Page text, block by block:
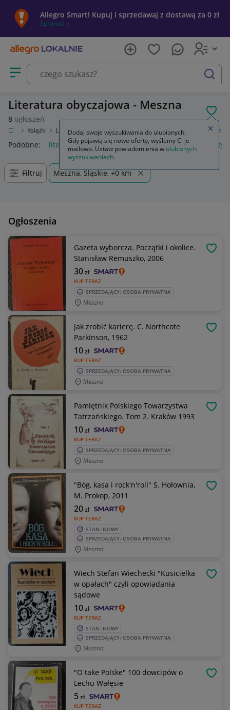
Allegro Smart! Kupuj i sprzedawaj z dostawą za 0 zł
Sprawdź »
Otwórz menu z kategoriami
szukaj
Literatura obyczajowa - Meszna
8 ogłoszeń
Książki Literatura obyczajowa, erotyczna Literatura obyczajowa
Podobne: literatura obyczajowa literatura obyczajowa
Filtruj Meszna, Śląskie, +0 km
Ogłoszenia
Gazeta wyborcza. Początki i okolice.
Stanisław Remuszko, 2006
KUP TERAZ
30zł
SPRZEDAJĄCY: OSOBA PRYWATNA
Meszna
Jak zrobić karierę. C. Northcote
Parkinson, 1962
KUP TERAZ
10zł
SPRZEDAJĄCY: OSOBA PRYWATNA
Meszna
Pamiętnik Polskiego Towarzystwa
Tatrzańskiego. Tom 2. Kraków 1993
KUP TERAZ
10zł
SPRZEDAJĄCY: OSOBA PRYWATNA
Meszna
"Bóg, kasa i rock'n'roll" S. Hołownia,
M. Prokop, 2011
KUP TERAZ
20zł
STAN: NOWY
SPRZEDAJĄCY: OSOBA PRYWATNA
Meszna
Wiech Stefan Wiechecki "Kusicielka
w opałach" czyli opowiadania
sądowe
KUP TERAZ
10zł
STAN: NOWY
SPRZEDAJĄCY: OSOBA PRYWATNA
Meszna
"O take Polske" 100 dowcipów o
Lechu Wałęsie
KUP TERAZ
5zł
Dodaj swoje wyszukiwania do ulubionych.
Gdy pojawią się nowe oferty, wyślemy Ci je
mailowo. Ustaw powiadomienia w ulubionych
wyszukiwaniach.